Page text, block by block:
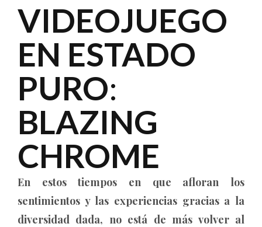
VIDEOJUEGO
EN ESTADO
PURO:
BLAZING
CHROME
En estos tiempos en que afloran los
sentimientos y las experiencias gracias a la
diversidad dada, no está de más volver al